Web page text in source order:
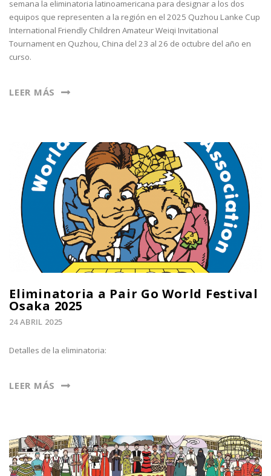
semana la eliminatoria latinoamericana para designar a los dos
equipos que representen a la región en el 2025 Quzhou Lanke Cup
International Friendly Children Amateur Weiqi Invitational
Tournament en Quzhou, China del 23 al 26 de octubre del año en
curso.
LEER MÁS
Eliminatoria a Pair Go World Festival
Osaka 2025
24 ABRIL 2025
Detalles de la eliminatoria:
LEER MÁS